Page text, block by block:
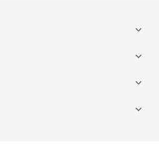



